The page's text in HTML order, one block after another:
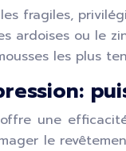
fragiles,
ardoises ou le
les plus
une
le